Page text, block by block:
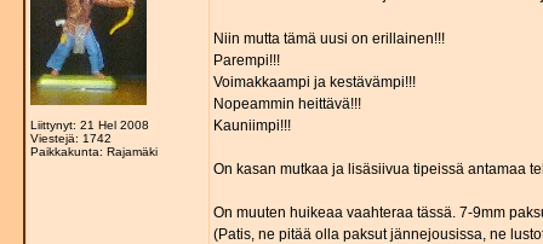
Liittynyt: 21 Hel 2008
Viestejä: 1742
Paikkakunta: Rajamäki
Niin mutta tämä uusi on erillainen!!!
Parempi!!!
Voimakkaampi ja kestävämpi!!!
Nopeammin heittävä!!!
Kauniimpi!!!
On kasan mutkaa ja lisäsiivua tipeissä antamaa
On muuten huikeaa vaahteraa tässä. 7-9mm
(Patis, ne pitää olla paksut jännejousissa, ne